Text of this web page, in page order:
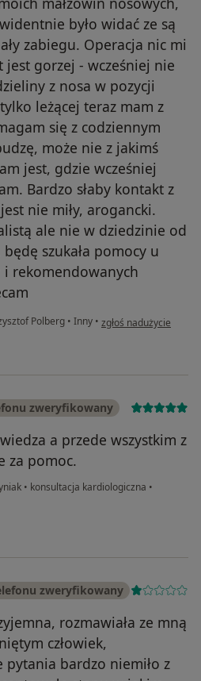
było widać ze są
zabiegu. Operacja nic mi
jest gorzej - wcześniej nie
z nosa w pozycji
leżącej teraz mam z
się z codziennym
może nie z jakimś
jest, gdzie wcześniej
Bardzo słaby kontakt z
nie miły, arogancki.
ale nie w dziedzinie od
szukała pomocy u
rekomendowanych
Polberg • Inny • w opinii użytkownika
zgłoś nadużycie
zweryfikowany
a przede wszystkim z
za pomoc.
• konsultacja kardiologiczna •
zweryfikowany
rozmawiała ze mną
człowiek,
pytania bardzo niemiło z